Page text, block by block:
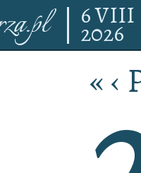
6VIII
2026
«‹